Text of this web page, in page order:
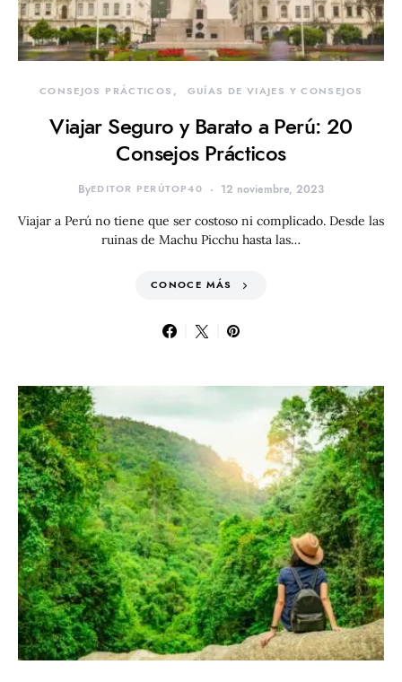
CONSEJOS PRÁCTICOS GUÍAS DE VIAJES Y CONSEJOS
Viajar Seguro y Barato a Perú: 20
Consejos Prácticos
ByEDITOR PERÚTOP40 12 noviembre, 2023
Viajar a Perú no tiene que ser costoso ni complicado. Desde las
ruinas de Machu Picchu hasta las…
CONOCE MÁS